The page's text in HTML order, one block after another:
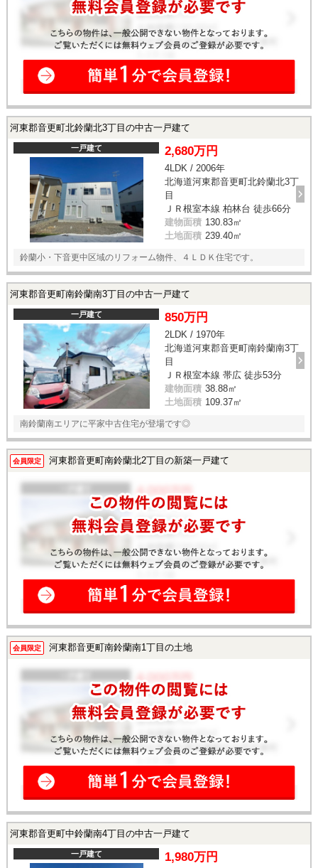
河東郡音更町北鈴蘭北3丁目の中古一戸建て
一戸建て 2,680万円
4LDK / 2006年
北海道河東郡音更町北鈴蘭北3丁
目
ＪＲ根室本線 柏林台 徒歩66分
建物面積 130.83㎡
土地面積 239.40㎡
鈴蘭小・下音更中区域のリフォーム物件、４ＬＤＫ住宅です。
河東郡音更町南鈴蘭南3丁目の中古一戸建て
一戸建て 850万円
2LDK / 1970年
北海道河東郡音更町南鈴蘭南3丁
目
ＪＲ根室本線 帯広 徒歩53分
建物面積 38.88㎡
土地面積 109.37㎡
南鈴蘭南エリアに平家中古住宅が登場です◎
会員限定 河東郡音更町南鈴蘭北2丁目の新築一戸建て
会員限定 河東郡音更町南鈴蘭南1丁目の土地
河東郡音更町中鈴蘭南4丁目の中古一戸建て
一戸建て 1,980万円